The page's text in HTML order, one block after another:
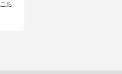
こち